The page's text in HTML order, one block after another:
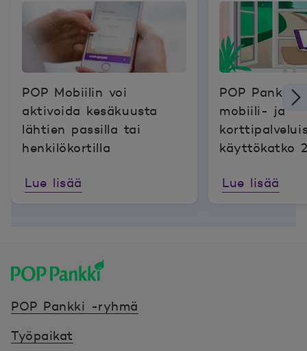
POP Mobiilin voi
aktivoida kesäkuusta
lähtien passilla tai
henkilökortilla
Lue lisää
POP Pankin
mobiili- ja
käyttökatko
Lue lisää
POP Pankki -ryhmä
Työpaikat